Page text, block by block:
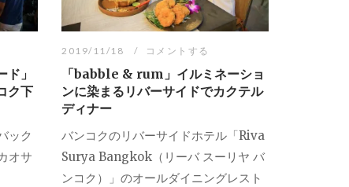
」
ク下
ック
オサ
2019/11/18 コメントする
「babble & rum」イルミネーショ
ンに染まるリバーサイドでカクテル
ディナー
バンコクのリバーサイドホテル「Riva
Surya Bangkok（リーバ スーリヤ バ
ンコク）」のオールダイニングレスト